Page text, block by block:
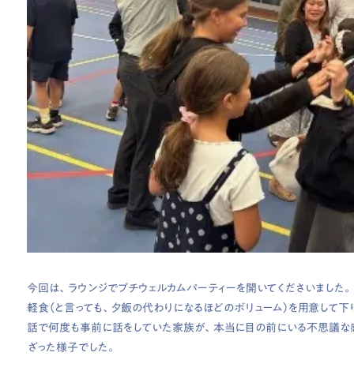
今回は、ラウンジでプチウェルカムパーティーを開いてくださいました。
軽食（と言っても、夕飯の代わりになるほどのボリューム）を用意して
話で何度も事前に話をしていた家族が、本当に目の前にいる不思議
ざった様子でした。